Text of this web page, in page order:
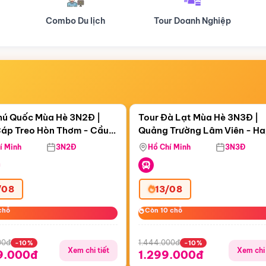
Tour Doanh Nghiệp Du lịch Hành Hương
07:18:48
Treo Hòn Thơm
Quốc Mùa Hè 3N2Đ |
Treo Hòn Thơm - Cầu
Viên Nước Aquatopia
Minh 3N2Đ
-10%
Xem chi tiết
Còn05 ngày 07:18:48
Tour Đà Lạt Mùa Hè 3N3Đ |
Quảng Trường Lâm Viên -
Hill - Puppy Farm
Hồ Chí Minh 3N3Đ
13/08
Còn 10 chỗ
Còn 10 chỗ
1.444.000đ -10%
1.299.000đ Xem